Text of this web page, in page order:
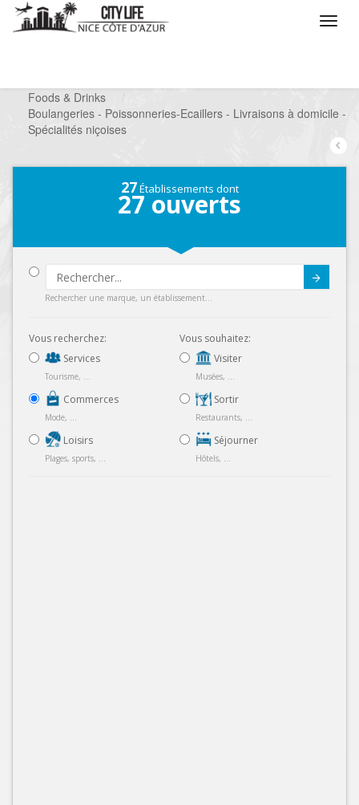
Foods & Drinks
/
Boulangeries - Poissonneries-Ecaillers - Livraisons à domicile -
Spécialités niçoises
27Établissements dont
27 ouverts
Rechercher une marque, un établissement...
Vous recherchez:
Services
Tourisme, ...
Commerces
Mode, ...
Loisirs
Plages, sports, ...
Vous souhaitez:
Visiter
Musées, ...
Sortir
Restaurants, ...
Séjourner
Hôtels, ...